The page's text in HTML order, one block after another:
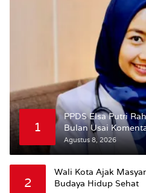
1
PPDS Elsa Putri
Bulan Usai
ke Pasien BPJS
Agustus 8, 2026
2
Wali Kota Ajak
Budaya Hidup Sehat